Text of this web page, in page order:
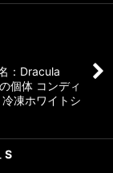
：Dracula
個体 コンディ
凍ホワイトシ
S